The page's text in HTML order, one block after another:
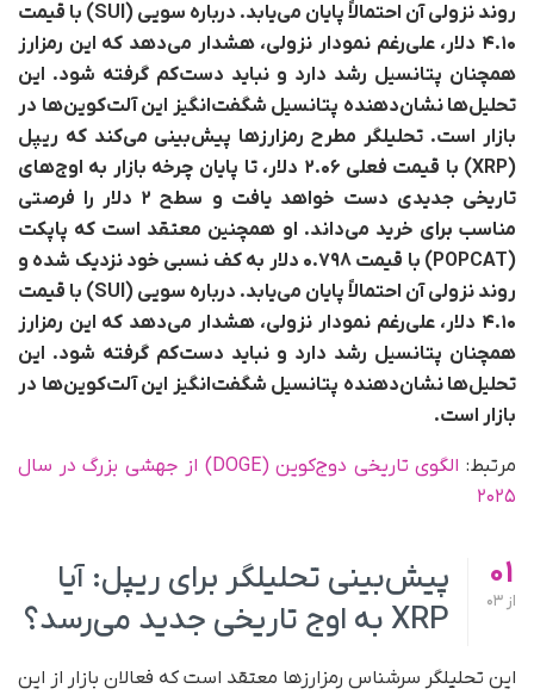
روند نزولی آن احتمالاً پایان می‌یابد. درباره سویی (SUI) با قیمت
۴.۱۰ دلار، علی‌رغم نمودار نزولی، هشدار می‌دهد که این رمزارز
همچنان پتانسیل رشد دارد و نباید دست‌کم گرفته شود. این
تحلیل‌ها نشان‌دهنده پتانسیل شگفت‌انگیز این آلت‌کوین‌ها در
بازار است. تحلیلگر مطرح رمزارزها پیش‌بینی می‌کند که ریپل
(XRP) با قیمت فعلی ۲.۰۶ دلار، تا پایان چرخه بازار به اوج‌های
تاریخی جدیدی دست خواهد یافت و سطح ۲ دلار را فرصتی
مناسب برای خرید می‌داند. او همچنین معتقد است که پاپکت
(POPCAT) با قیمت ۰.۷۹۸ دلار به کف نسبی خود نزدیک شده و
روند نزولی آن احتمالاً پایان می‌یابد. درباره سویی (SUI) با قیمت
۴.۱۰ دلار، علی‌رغم نمودار نزولی، هشدار می‌دهد که این رمزارز
همچنان پتانسیل رشد دارد و نباید دست‌کم گرفته شود. این
تحلیل‌ها نشان‌دهنده پتانسیل شگفت‌انگیز این آلت‌کوین‌ها در
بازار است.
مرتبط:
الگوی تاریخی دوج‌کوین (DOGE) از جهشی بزرگ در سال
۲۰۲۵
01
از
پیش‌بینی تحلیلگر برای ریپل: آیا
XRP به اوج تاریخی جدید می‌رسد؟
این تحلیلگر سرشناس رمزارزها معتقد است که فعالان بازار از این